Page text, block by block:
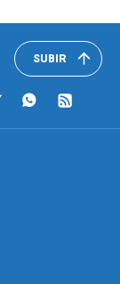
SUBIR